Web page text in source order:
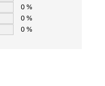
0 %
0 %
0 %